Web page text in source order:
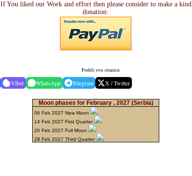
If You liked our Work and effort then please consider to make a kind
donation:
Podeli ovu stranicu
Viber WhatsApp Telegram X / Twitter
Moon phases for February , 2027 (Serbia)
06 Feb 2027 New Moon
14 Feb 2027 First Quarter
20 Feb 2027 Full Moon
28 Feb 2027 Third Quarter